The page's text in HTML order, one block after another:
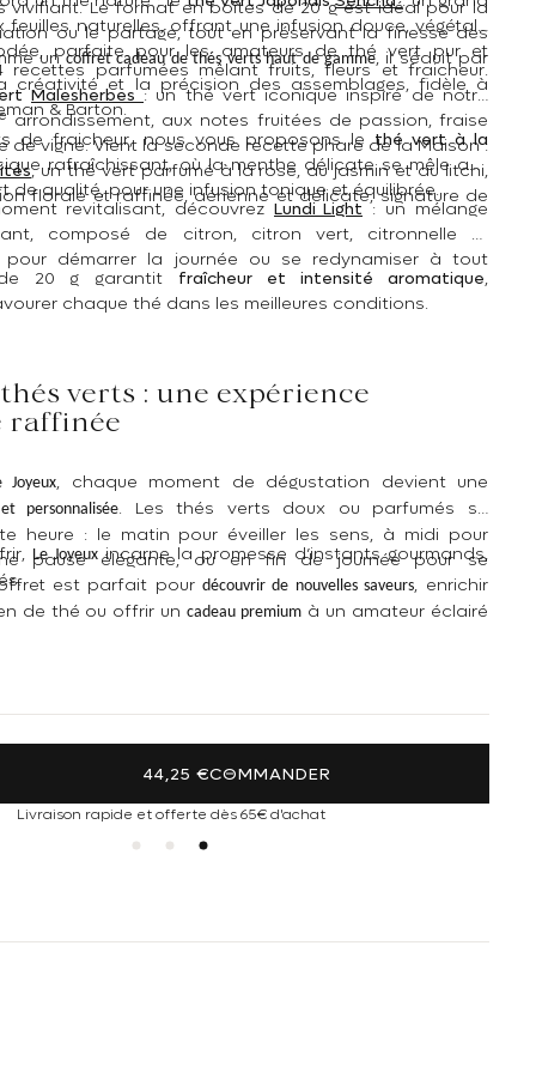
vivifiant. Le format en boîtes de 20 g est idéal pour la
ou le partage, tout en préservant la finesse des
uncoffret cadeau de thés verts haut de gamme , il séduit par
créativité et la précision des assemblages, fidèle à
& Barton.
feuilles naturelles, offrant une infusion douce, végétale
parfaite pour les amateurs de thé vert pur et
recettes parfumées mêlant fruits, fleurs et fraicheur.
Malesherbes : un thé vert iconique inspiré de notre
arrondissement, aux notes fruitées de passion, fraise
de vigne. Vient la seconde recette phare de la Maison :
, un thé vert parfumé à la rose, au jasmin et au litchi,
florale et raffinée, aérienne et délicate, signature de
de fraicheur, nous vous proposons lethé vert à la
rafraîchissant, où la menthe délicate se mêle aux
de qualité, pour une infusion tonique et équilibrée.
revitalisant, découvrez Lundi Light : un mélange
composé de citron, citron vert, citronnelle et
pour démarrer la journée ou se redynamiser à tout
20 g garantit fraîcheur et intensité aromatique
chaque thé dans les meilleures conditions.
verts : une expérience
raffinée
Joyeux , chaque moment de dégustation devient une
personnalisée . Les thés verts doux ou parfumés se
heure : le matin pour éveiller les sens, à midi pour
pause élégante, ou en fin de journée pour se
est parfait pour découvrir de nouvelles saveurs , enrichir
de thé ou offrir un cadeau premium à un amateur éclairé
Le Joyeux incarne la promesse d’instants gourmands,
de Coffret de thé Le Joyeux
la quantité de Coffret de thé Le Joyeux
44,25 €COMMANDER
Livraison rapide et offerte dès 65€ d'achat